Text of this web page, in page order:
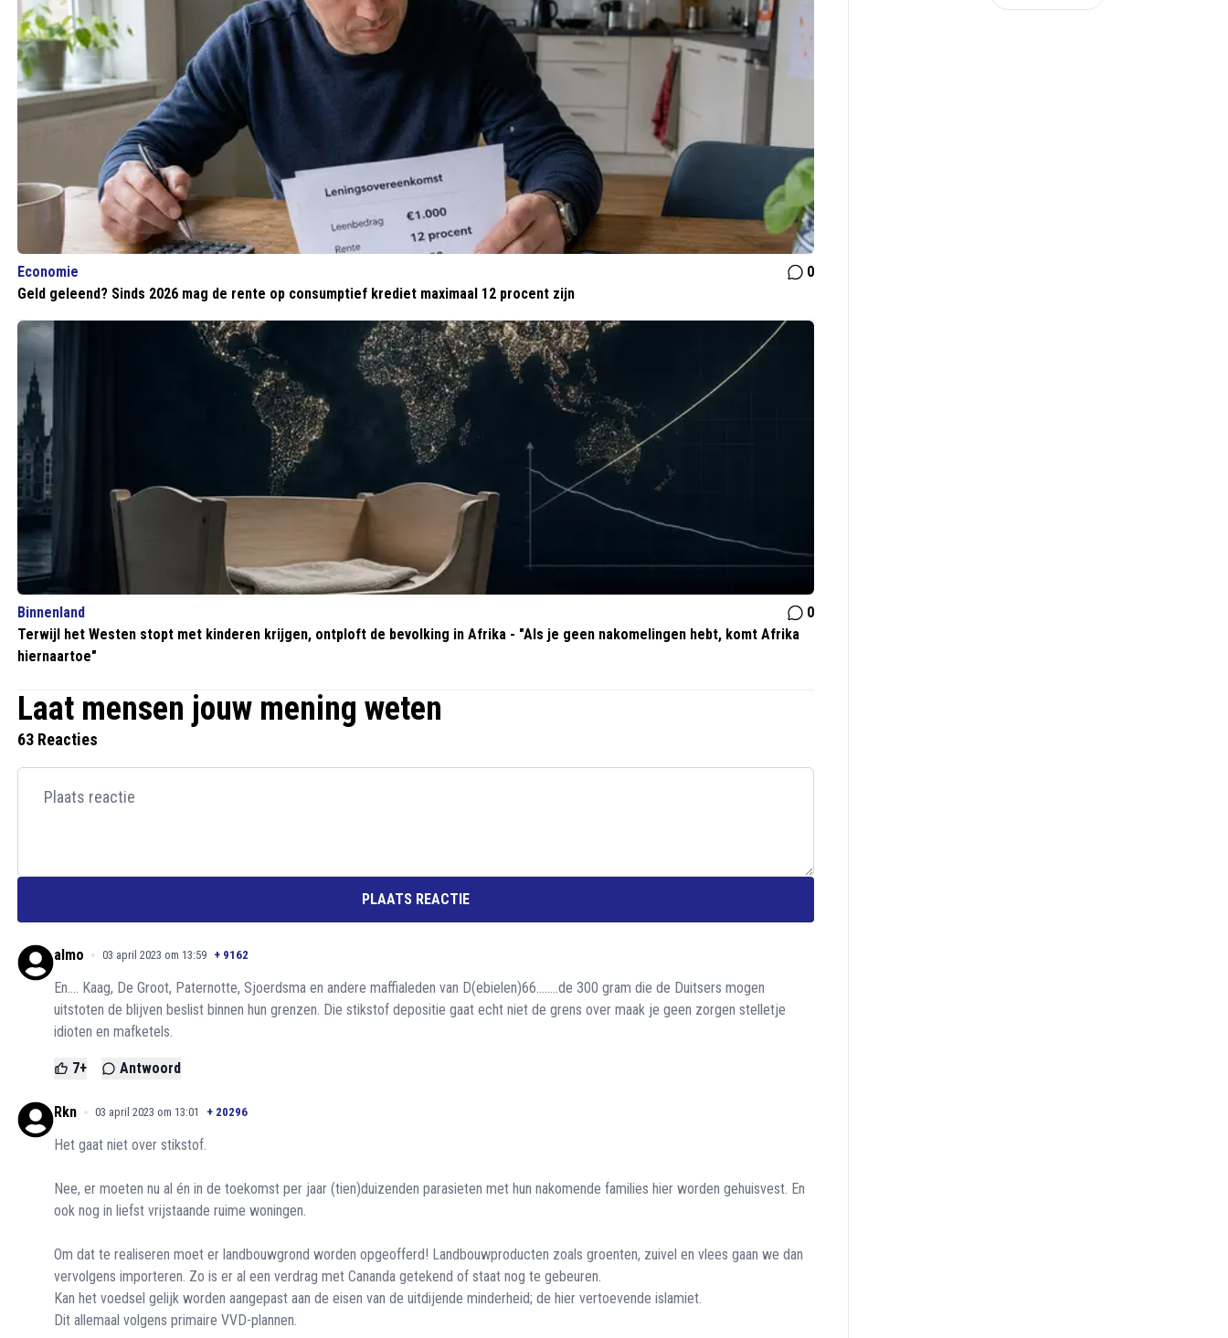
Economie
0
Geld geleend? Sinds 2026 mag de rente op consumptief krediet maximaal 12 procent zijn
Binnenland
0
Terwijl het Westen stopt met kinderen krijgen, ontploft de bevolking in Afrika - "Als je geen nakomelingen hebt, komt Afrika
hiernaartoe"
Laat mensen jouw mening weten
63 Reacties
PLAATS REACTIE
almo 03 april 2023 om 13:59 + 9162
En.... Kaag, De Groot, Paternotte, Sjoerdsma en andere maffialeden van D(ebielen)66........de 300 gram die de Duitsers mogen
uitstoten de blijven beslist binnen hun grenzen. Die stikstof depositie gaat echt niet de grens over maak je geen zorgen stelletje
idioten en mafketels.
7+ Antwoord
Rkn 03 april 2023 om 13:01 + 20296
Het gaat niet over stikstof.
Nee, er moeten nu al én in de toekomst per jaar (tien)duizenden parasieten met hun nakomende families hier worden gehuisvest. En
ook nog in liefst vrijstaande ruime woningen.
Om dat te realiseren moet er landbouwgrond worden opgeofferd! Landbouwproducten zoals groenten, zuivel en vlees gaan we dan
vervolgens importeren. Zo is er al een verdrag met Cananda getekend of staat nog te gebeuren.
Kan het voedsel gelijk worden aangepast aan de eisen van de uitdijende minderheid; de hier vertoevende islamiet.
Dit allemaal volgens primaire VVD-plannen.